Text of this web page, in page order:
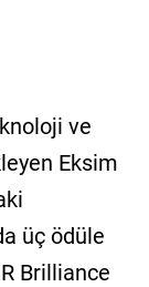
ve
Eksim
üç ödüle
Brilliance